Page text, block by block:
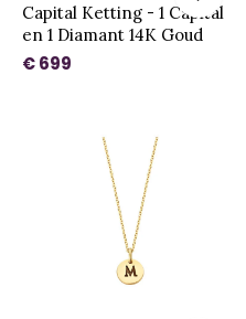
Capital Ketting - 1 Capital
en 1 Diamant 14K Goud
€ 699